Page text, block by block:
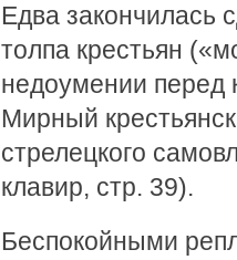
Едва закончилась
толпа крестьян
недоумении
Мирный
стрелецкого
клавир, стр. 39).
Беспокойными